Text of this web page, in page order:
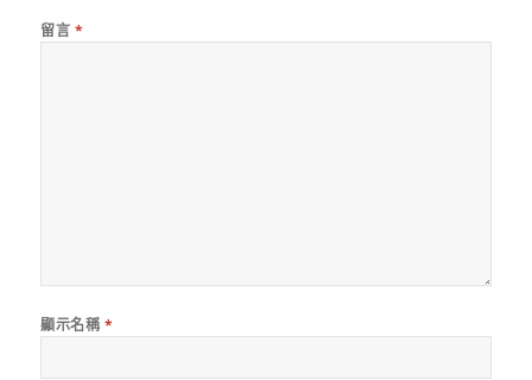
留言 *
顯示名稱 *